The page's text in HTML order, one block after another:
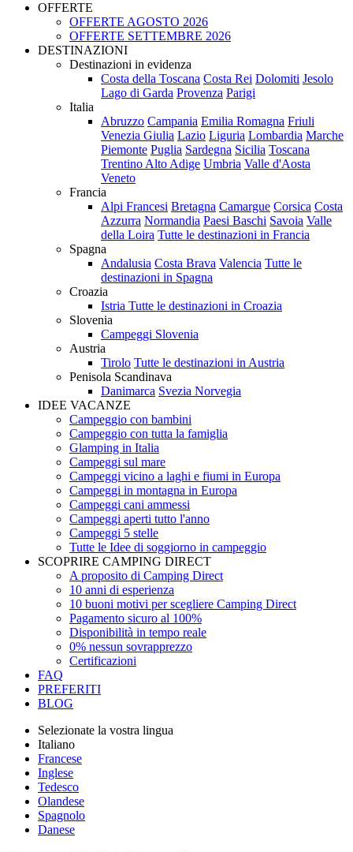
OFFERTE
OFFERTE AGOSTO 2026
OFFERTE SETTEMBRE 2026
DESTINAZIONI
Destinazioni in evidenza
Costa della Toscana Costa Rei Dolomiti Jesolo
Lago di Garda Provenza Parigi
Italia
Abruzzo Campania Emilia Romagna Friuli
Venezia Giulia Lazio Liguria Lombardia Marche
Piemonte Puglia Sardegna Sicilia Toscana
Trentino Alto Adige Umbria Valle d'Aosta
Veneto
Francia
Alpi Francesi Bretagna Camargue Corsica Costa
Azzurra Normandia Paesi Baschi Savoia Valle
della Loira Tutte le destinazioni in Francia
Spagna
Andalusia Costa Brava Valencia Tutte le
destinazioni in Spagna
Croazia
Istria Tutte le destinazioni in Croazia
Slovenia
Campeggi Slovenia
Austria
Tirolo Tutte le destinazioni in Austria
Penisola Scandinava
Danimarca Svezia Norvegia
IDEE VACANZE
Campeggio con bambini
Campeggio con tutta la famiglia
Glamping in Italia
Campeggi sul mare
Campeggi vicino a laghi e fiumi in Europa
Campeggi in montagna in Europa
Campeggi cani ammessi
Campeggi aperti tutto l'anno
Campeggi 5 stelle
Tutte le Idee di soggiorno in campeggio
SCOPRIRE CAMPING DIRECT
A proposito di Camping Direct
10 anni di esperienza
10 buoni motivi per scegliere Camping Direct
Pagamento sicuro al 100%
Disponibilità in tempo reale
0% nessun sovrapprezzo
Certificazioni
FAQ
PREFERITI
BLOG
Selezionate la vostra lingua
Italiano
Francese
Inglese
Tedesco
Olandese
Spagnolo
Danese